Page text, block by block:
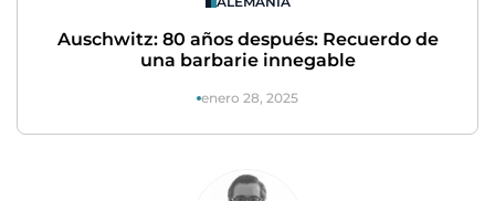
Auschwitz: 80 años después: Recuerdo de
una barbarie innegable
enero 28, 2025